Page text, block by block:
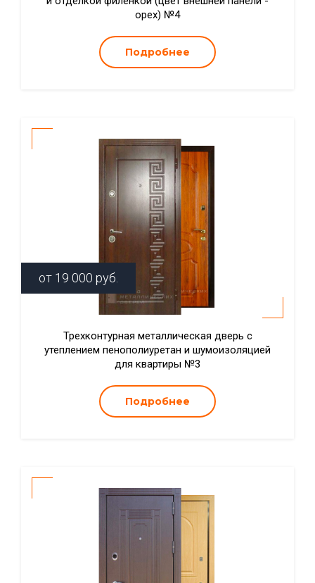
орех) №4
Подробнее
от 19 000 руб.
Трехконтурная металлическая дверь с
утеплением пенополиуретан и шумоизоляцией
для квартиры №3
Подробнее